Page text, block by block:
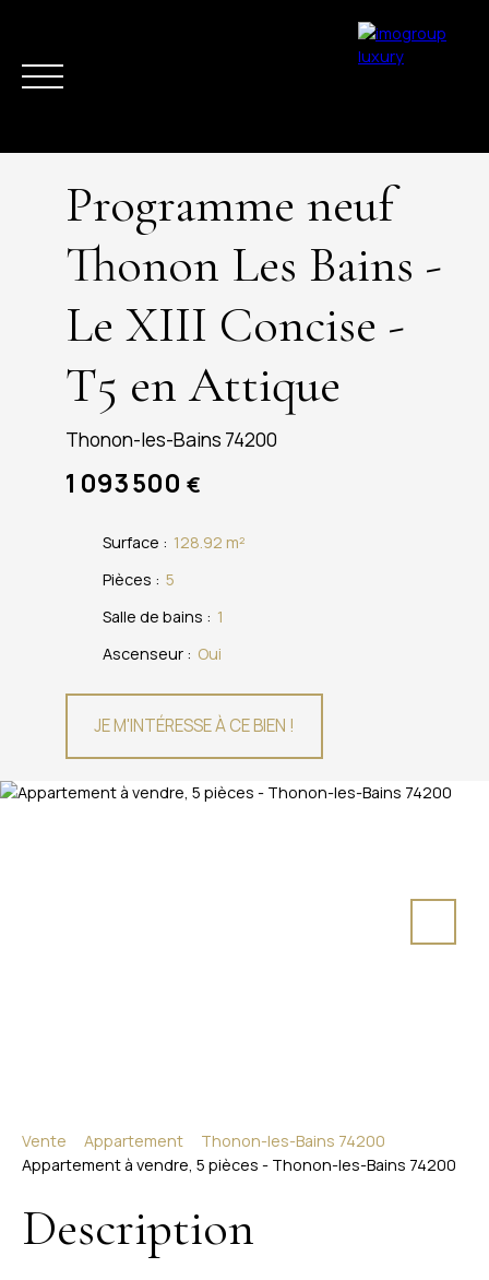
ACHETER VENDRE ESTIMER
Programme neuf
Thonon Les Bains -
Le XIII Concise -
T5 en Attique
Thonon-les-Bains 74200
1 093 500 €
Surface : 128.92 m²
Pièces : 5
Salle de bains : 1
Ascenseur : Oui
JE M'INTÉRESSE À CE BIEN !
Vente Appartement
Thonon-les-Bains 74200
Appartement à vendre, 5 pièces - Thonon-les-Bains 74200
Description